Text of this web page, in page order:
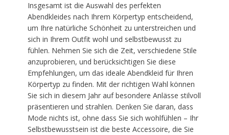
Insgesamt ist die Auswahl des perfekten
Abendkleides nach Ihrem Körpertyp entscheidend,
um Ihre natürliche Schönheit zu unterstreichen und
sich in Ihrem Outfit wohl und selbstbewusst zu
fühlen. Nehmen Sie sich die Zeit, verschiedene Stile
anzuprobieren, und berücksichtigen Sie diese
Empfehlungen, um das ideale Abendkleid für Ihren
Körpertyp zu finden. Mit der richtigen Wahl können
Sie sich in diesem Jahr auf besondere Anlässe stilvoll
präsentieren und strahlen. Denken Sie daran, dass
Mode nichts ist, ohne dass Sie sich wohlfühlen – Ihr
Selbstbewusstsein ist die beste Accessoire, die Sie